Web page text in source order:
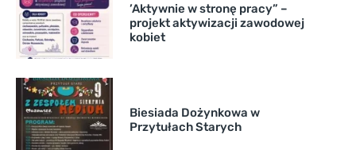
’Aktywnie w stronę pracy” –
projekt aktywizacji zawodowej
kobiet
Biesiada Dożynkowa w
Przytułach Starych